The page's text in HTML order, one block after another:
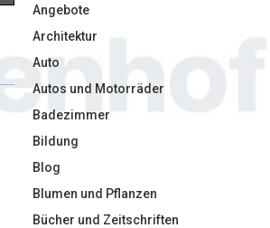
Angebote
Architektur
Auto
Autos und Motorräder
Badezimmer
Bildung
Blog
Blumen und Pflanzen
Bücher und Zeitschriften